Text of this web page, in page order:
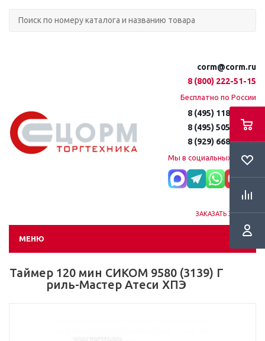
corm@corm.ru
8 (800) 222-51-15
Бесплатно по России
8 (495) 118-61-16
8 (495) 505-51-15
8 (929) 668-95-35
Мы в социальных сетях:
ЗАКАЗАТЬ ЗВОНОК
МЕНЮ
Таймер 120 мин СИКОМ 9580 (3139) Г
риль-Мастер Атеси ХПЭ